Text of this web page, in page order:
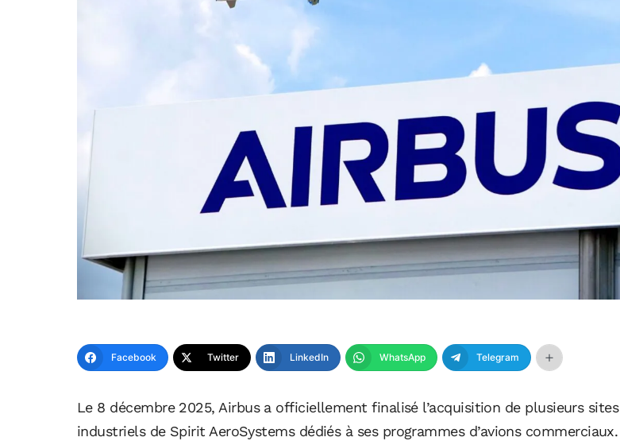
Facebook Twitter LinkedIn WhatsApp Telegram
Le 8 décembre 2025, Airbus a officiellement finalisé l’acquisition de plusieurs sites
industriels de Spirit AeroSystems dédiés à ses programmes d’avions commerciaux.